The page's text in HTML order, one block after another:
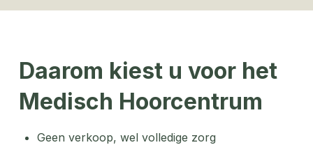
Daarom kiest u voor het
Medisch Hoorcentrum
Geen verkoop, wel volledige zorg